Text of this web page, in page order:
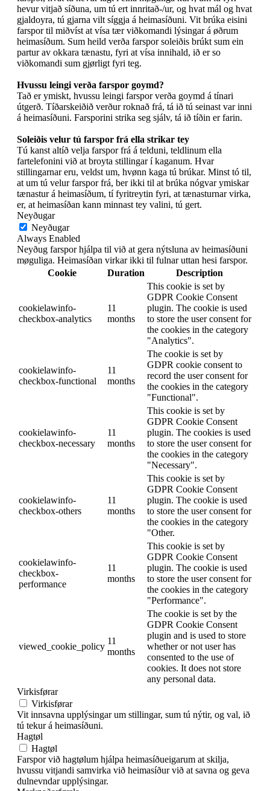
hevur vitjað síðuna, um tú ert innritað-/ur, og hvat mál og hvat
gjaldoyra, tú gjarna vilt síggja á heimasíðuni. Vit brúka eisini
farspor til miðvíst at vísa tær viðkomandi lýsingar á øðrum
heimasíðum. Sum heild verða farspor soleiðis brúkt sum ein
partur av okkara tænastu, fyri at vísa innihald, ið er so
viðkomandi sum gjørligt fyri teg.
Hvussu leingi verða farspor goymd?
Tað er ymiskt, hvussu leingi farspor verða goymd á tínari
útgerð. Tíðarskeiðið verður roknað frá, tá ið tú seinast var inni
á heimasíðuni. Farsporini strika seg sjálv, tá ið tíðin er farin.
Soleiðis velur tú farspor frá ella strikar tey
Tú kanst altíð velja farspor frá á telduni, teldlinum ella
fartelefonini við at broyta stillingar í kaganum. Hvar
stillingarnar eru, veldst um, hvønn kaga tú brúkar. Minst tó til,
at um tú velur farspor frá, ber ikki til at brúka nógvar ymiskar
tænastur á heimasíðum, tí fyritreytin fyri, at tænasturnar virka,
er, at heimasíðan kann minnast tey valini, tú gert.
Neyðugar
Neyðugar
Always Enabled
Neyðug farspor hjálpa til við at gera nýtsluna av heimasíðuni
møguliga. Heimasíðan virkar ikki til fulnar uttan hesi farspor.
Cookie
Duration Description
cookielawinfo-
checkbox-analytics
11
months
This cookie is set by
GDPR Cookie Consent
plugin. The cookie is used
to store the user consent for
the cookies in the category
"Analytics".
cookielawinfo-
checkbox-functional
11
months
The cookie is set by
GDPR cookie consent to
record the user consent for
the cookies in the category
"Functional".
cookielawinfo-
checkbox-necessary
11
months
This cookie is set by
GDPR Cookie Consent
plugin. The cookies is used
to store the user consent for
the cookies in the category
"Necessary".
cookielawinfo-
checkbox-others
11
months
This cookie is set by
GDPR Cookie Consent
plugin. The cookie is used
to store the user consent for
the cookies in the category
"Other.
cookielawinfo-
checkbox-
performance
11
months
This cookie is set by
GDPR Cookie Consent
plugin. The cookie is used
to store the user consent for
the cookies in the category
"Performance".
viewed_cookie_policy
11
months
The cookie is set by the
GDPR Cookie Consent
plugin and is used to store
whether or not user has
consented to the use of
cookies. It does not store
any personal data.
Virkisførar
Virkisførar
Vit innsavna upplýsingar um stillingar, sum tú nýtir, og val, ið
tú tekur á heimasíðuni.
Hagtøl
Hagtøl
Farspor við hagtølum hjálpa heimasíðueigarum at skilja,
hvussu vitjandi samvirka við heimasíður við at savna og geva
dulnevndar upplýsingar.